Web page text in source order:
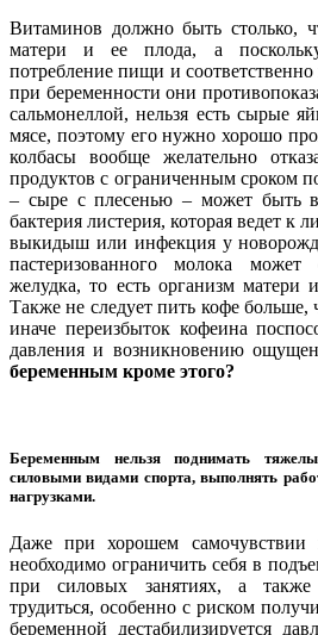
Витаминов должно быть столько,
матери и ее плода, а
потребление пищи и
при беременности они
сальмонеллой, нельзя есть сырые
мясе, поэтому его нужно хорошо
колбасы вообще желательно
продуктов с ограниченным сроком
– сыре с плесенью – может быть
бактерия листерия, которая ведет к
выкидыш или инфекция у
пастеризованного молока может
желудка, то есть организм матери
Также не следует пить кофе больше,
иначе переизбыток кофеина
давления и возникновению
беременным кроме этого?
Беременным нельзя поднимать
силовыми видами спорта, выполнять
нагрузками.
Даже при хорошем самочувствии
необходимо ограничить себя в
при силовых занятиях, а также
трудиться, особенно с риском
беременной дестабилизируется